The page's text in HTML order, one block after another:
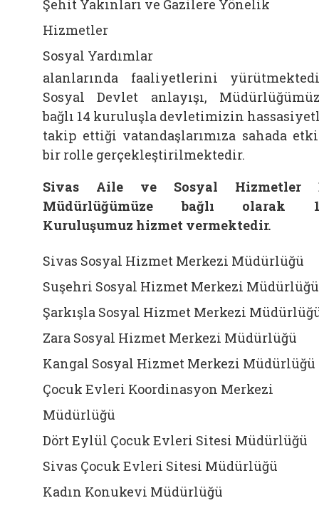
Şehit Yakınları ve Gazilere Yönelik
Hizmetler
Sosyal Yardımlar
alanlarında faaliyetlerini
Sosyal Devlet anlayışı,
bağlı 14 kuruluşla devletimizin
takip ettiği vatandaşlarımıza sahada
bir rolle gerçekleştirilmektedir.
Sivas Aile ve Sosyal Hizmetler
Müdürlüğümüze bağlı olarak
Kuruluşumuz hizmet vermektedir.
Sivas Sosyal Hizmet Merkezi Müdürlüğü
Suşehri Sosyal Hizmet Merkezi Müdürlüğü
Şarkışla Sosyal Hizmet Merkezi
Zara Sosyal Hizmet Merkezi Müdürlüğü
Kangal Sosyal Hizmet Merkezi Müdürlüğü
Çocuk Evleri Koordinasyon Merkezi
Müdürlüğü
Dört Eylül Çocuk Evleri Sitesi Müdürlüğü
Sivas Çocuk Evleri Sitesi Müdürlüğü
Kadın Konukevi Müdürlüğü